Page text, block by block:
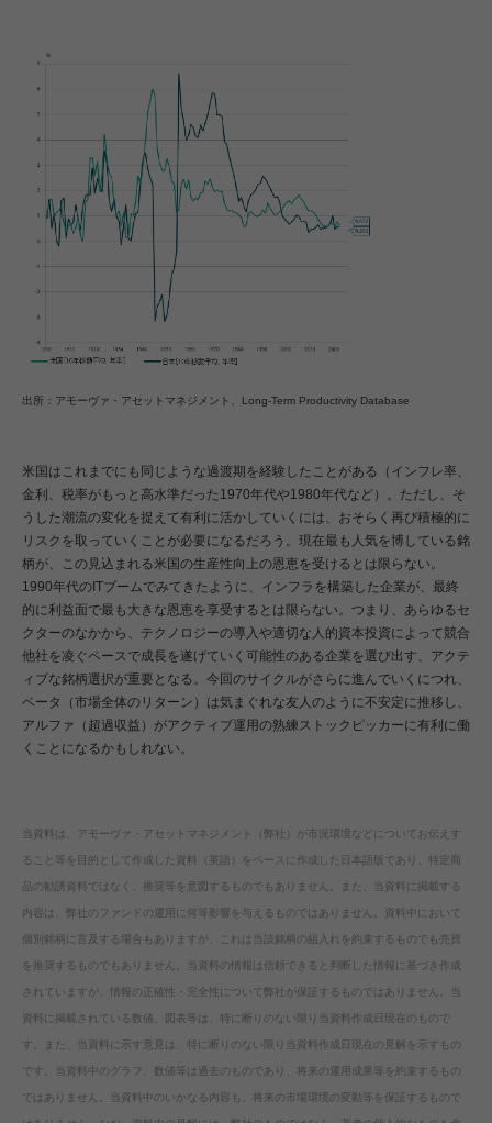
出所：アモーヴァ・アセットマネジメント、Long-Term Productivity Database
米国はこれまでにも同じような過渡期を経験したことがある（インフレ率、
金利、税率がもっと高水準だった1970年代や1980年代など）。ただし、そ
うした潮流の変化を捉えて有利に活かしていくには、おそらく再び積極的に
リスクを取っていくことが必要になるだろう。現在最も人気を博している銘
柄が、この見込まれる米国の生産性向上の恩恵を受けるとは限らない。
1990年代のITブームでみてきたように、インフラを構築した企業が、最終
的に利益面で最も大きな恩恵を享受するとは限らない。つまり、あらゆるセ
クターのなかから、テクノロジーの導入や適切な人的資本投資によって競合
他社を凌ぐペースで成長を遂げていく可能性のある企業を選び出す、アクテ
ィブな銘柄選択が重要となる。今回のサイクルがさらに進んでいくにつれ、
ベータ（市場全体のリターン）は気まぐれな友人のように不安定に推移し、
アルファ（超過収益）がアクティブ運用の熟練ストックピッカーに有利に働
くことになるかもしれない。
当資料は、アモーヴァ・アセットマネジメント（弊社）が市況環境などについてお伝えす
ること等を目的として作成した資料（英語）をベースに作成した日本語版であり、特定商
品の勧誘資料ではなく、推奨等を意図するものでもありません。また、当資料に掲載する
内容は、弊社のファンドの運用に何等影響を与えるものではありません。資料中において
個別銘柄に言及する場合もありますが、これは当該銘柄の組入れを約束するものでも売買
を推奨するものでもありません。当資料の情報は信頼できると判断した情報に基づき作成
されていますが、情報の正確性・完全性について弊社が保証するものではありません。当
資料に掲載されている数値、図表等は、特に断りのない限り当資料作成日現在のもので
す。また、当資料に示す意見は、特に断りのない限り当資料作成日現在の見解を示すもの
です。当資料中のグラフ、数値等は過去のものであり、将来の運用成果等を約束するもの
ではありません。当資料中のいかなる内容も、将来の市場環境の変動等を保証するもので